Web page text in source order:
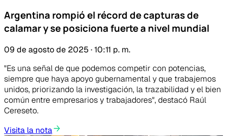
Argentina rompió el récord de capturas de
calamar y se posiciona fuerte a nivel mundial
09 de agosto de 2025 · 10:11 p. m.
"Es una señal de que podemos competir con potencias,
siempre que haya apoyo gubernamental y que trabajemos
unidos, priorizando la investigación, la trazabilidad y el bien
común entre empresarios y trabajadores", destacó Raúl
Cereseto.
Visita la nota